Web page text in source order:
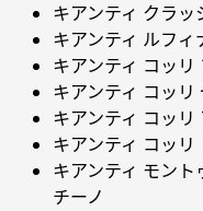
キアンティ クラッ
キアンティ ルフィ
キアンティ コッ
キアンティ コッリ
キアンティ コッリ
キアンティ コッ
キアンティ モン
チーノ